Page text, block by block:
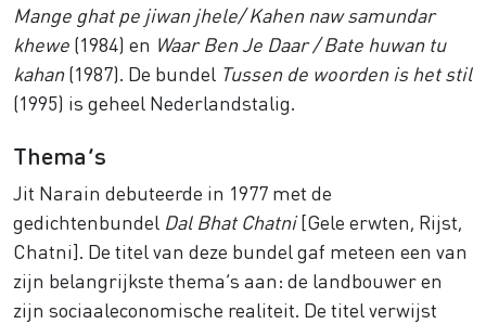
Mange ghat pe jiwan jhele/ Kahen naw samundar
khewe (1984) en Waar Ben Je Daar / Bate huwan tu
kahan(1987). De bundel Tussen de woorden is het stil
(1995) is geheel Nederlandstalig.
Thema’s
Jit Narain debuteerde in 1977 met de
gedichtenbundel Dal Bhat Chatni[Gele erwten, Rijst,
Chatni]. De titel van deze bundel gaf meteen een van
zijn belangrijkste thema’s aan: de landbouwer en
zijn sociaaleconomische realiteit. De titel verwijst